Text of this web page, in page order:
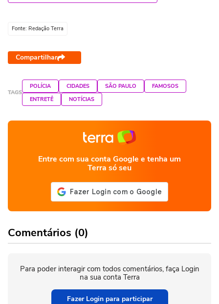
Fonte: Redação Terra
Compartilhar
TAGS
POLÍCIA CIDADES SÃO PAULO
FAMOSOS
ENTRETÊ
NOTÍCIAS
Entre com sua conta Google e tenha um
Terra só seu
Comentários (0)
Para poder interagir com todos comentários, faça Login
na sua conta Terra
Fazer Login para participar